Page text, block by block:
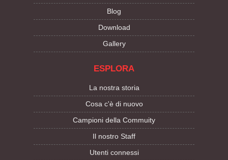
Blog
Download
Gallery
ESPLORA
La nostra storia
Cosa c'è di nuovo
Campioni della Commuity
Il nostro Staff
Utenti connessi